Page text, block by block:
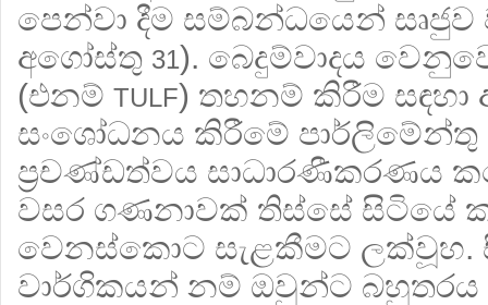
පෙන්වා දීම සම්බන්ධයෙන්
අගෝස්තු 31). බෙදුම්වාදය
(එනම් TULF) තහනම් කිරීම සඳහා
සංශෝධනය කිරීමේ පාර්ලිමේන්තු
ප්‍රචණ්ඩත්වය සාධාරණීකරණය
වසර ගණනාවක් තිස්සේ සිටියේ
වෙනස්කොට සැළකීමට ලක්වූහ.
වාර්ගිකයන් නම් ඔවුන්ට